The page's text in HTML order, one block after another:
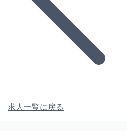
求人一覧に戻る